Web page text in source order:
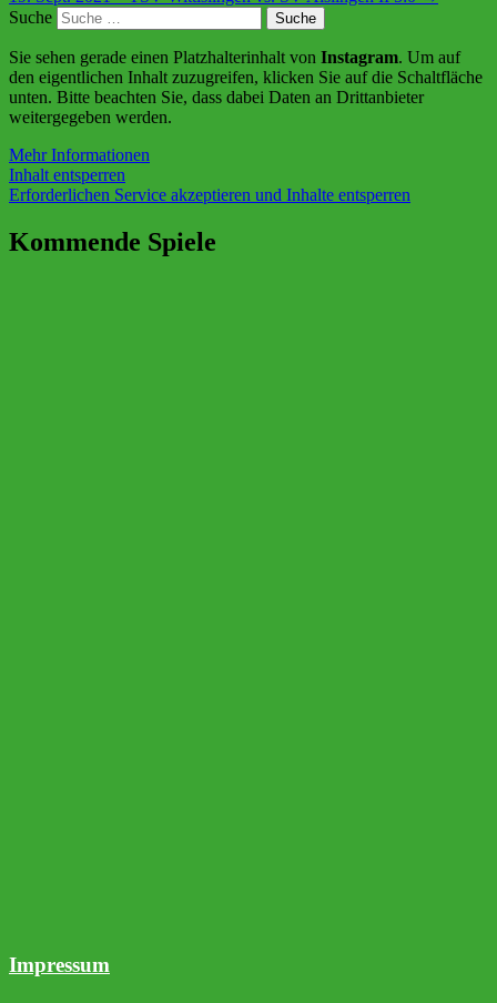
Suche
Sie sehen gerade einen Platzhalterinhalt von Instagram. Um auf
den eigentlichen Inhalt zuzugreifen, klicken Sie auf die Schaltfläche
unten. Bitte beachten Sie, dass dabei Daten an Drittanbieter
weitergegeben werden.
Mehr Informationen
Inhalt entsperren
Erforderlichen Service akzeptieren und Inhalte entsperren
Kommende Spiele
Impressum